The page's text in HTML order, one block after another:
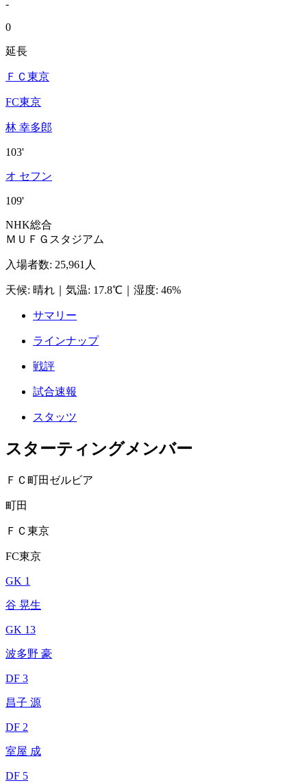
-
0
延長
ＦＣ東京
FC東京
林 幸多郎
103'
オ セフン
109'
NHK総合
ＭＵＦＧスタジアム
入場者数: 25,961人
天候: 晴れ 気温: 17.8℃ 湿度: 46%
サマリー
ラインナップ
戦評
試合速報
スタッツ
スターティングメンバー
ＦＣ町田ゼルビア
町田
ＦＣ東京
FC東京
GK 1
谷 晃生
GK 13
波多野 豪
DF 3
昌子 源
DF 2
室屋 成
DF 5